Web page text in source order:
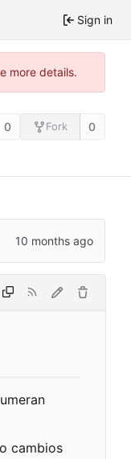
Sign in
more details.
0 Fork 0
cambios